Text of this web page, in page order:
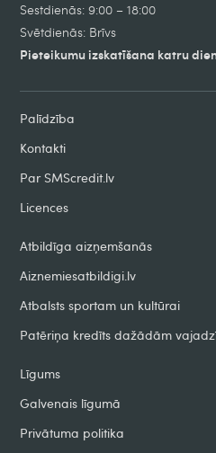
Sestdienās: 9:00 – 18:00
Svētdienās: Brīvs
Pieteikumu izskatīšana katru
Palīdzība
Kontakti
Par SMScredit.lv
Licences
Atbildīga aizņemšanās
Aiznemiesatbildigi.lv
Atbalsts sportam un kultūrai
Patēriņa kredīts dažādām
Līgums
Galvenais līgumā
Privātuma politika